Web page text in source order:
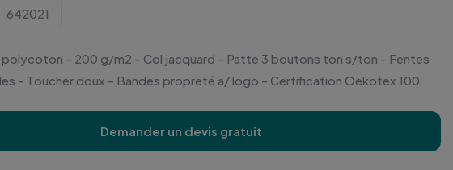
642021
polycoton - 200 g/m2 - Col jacquard - Patte 3 boutons ton s/ton - Fentes
- Toucher doux - Bandes propreté a/ logo - Certification Oekotex 100
Demander un devis gratuit